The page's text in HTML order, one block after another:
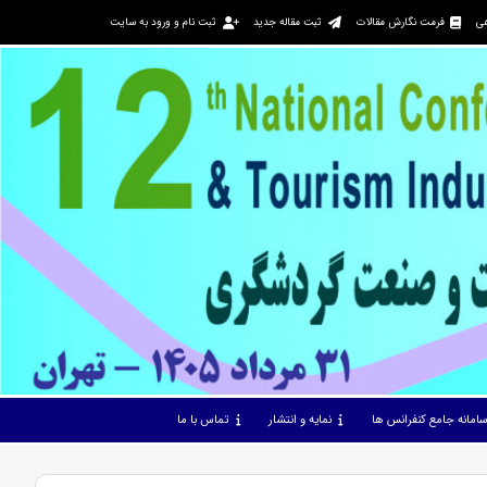
فرمت نگارش مقالات ثبت مقاله جدید ثبت نام و ورود به سایت
سامانه جامع کنفرانس ها نمایه و انتشار تماس با ما